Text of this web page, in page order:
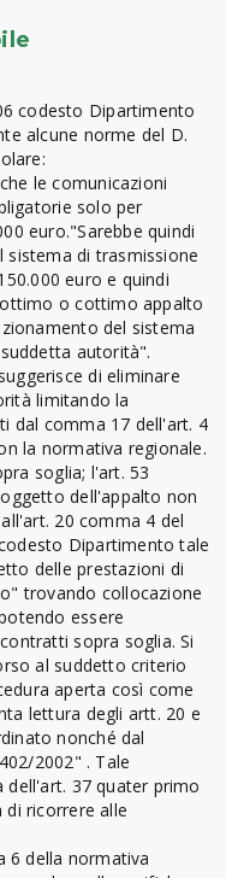
codesto Dipartimento
alcune norme del D.
le comunicazioni
solo per
euro."Sarebbe quindi
sistema di trasmissione
euro e quindi
o cottimo appalto
del sistema
autorità".
di eliminare
limitando la
dal comma 17 dell'art. 4
la normativa regionale.
soglia; l'art. 53
dell'appalto non
20 comma 4 del
Dipartimento tale
delle prestazioni di
trovando collocazione
essere
sopra soglia. Si
al suddetto criterio
aperta così come
lettura degli artt. 20 e
nonché dal
2002" . Tale
dell'art. 37 quater primo
ricorrere alle
6 della normativa